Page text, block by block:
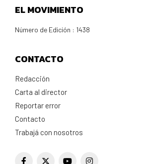
EL MOVIMIENTO
Número de Edición : 1438
CONTACTO
Redacción
Carta al director
Reportar error
Contacto
Trabajá con nosotros